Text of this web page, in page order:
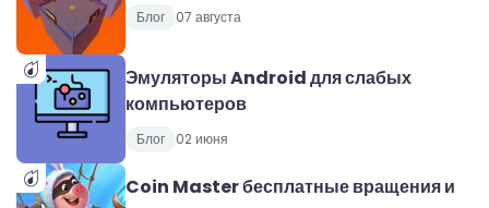
Блог 07 августа
Эмуляторы Android для слабых
компьютеров
Блог 02 июня
Coin Master бесплатные вращения и